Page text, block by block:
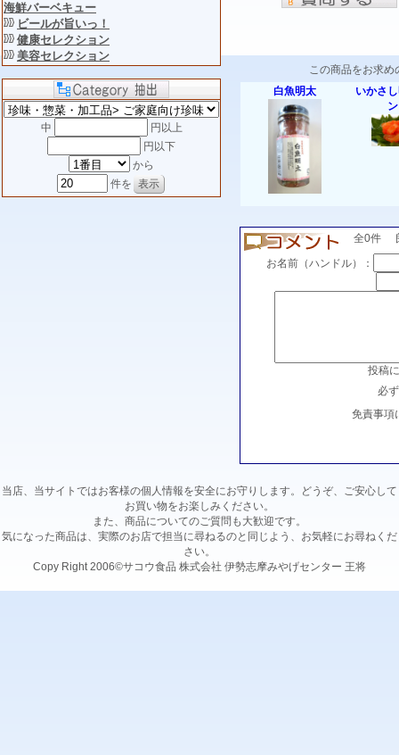
海鮮バーベキュー
ビールが旨いっ！
健康セレクション
美容セレクション
中
円以上
円以下
から
件を
この商品をお求
白魚明太
いかさ
全0件
お名前（ハンドル）：
投稿
必ず
免責事項
当店、当サイトではお客様の個人情報を安全にお守りします。どうぞ、ご安心して
お買い物をお楽しみください。
また、商品についてのご質問も大歓迎です。
気になった商品は、実際のお店で担当に尋ねるのと同じよう、お気軽にお尋ねくだ
さい。
Copy Right 2006©サコウ食品 株式会社 伊勢志摩みやげセンター 王将